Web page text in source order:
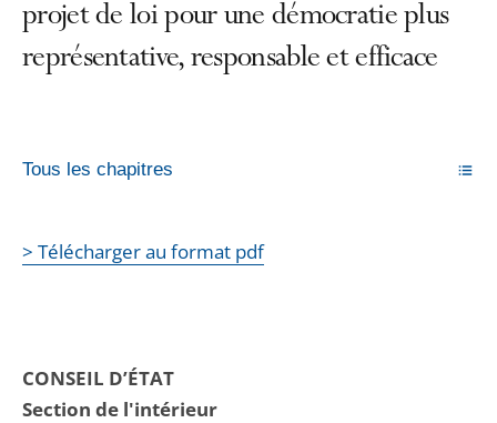
projet de loi pour une démocratie plus
représentative, responsable et efficace
Tous les chapitres
> Télécharger au format pdf
CONSEIL D’ÉTAT
Section de l'intérieur